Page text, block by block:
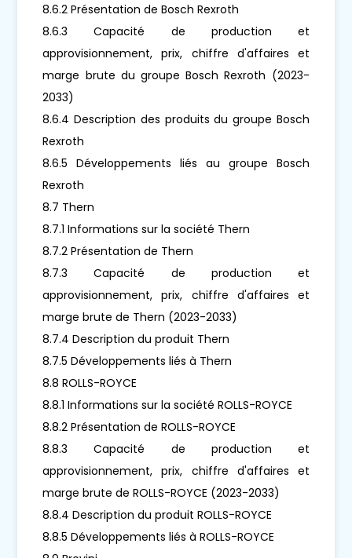
8.6.2 Présentation de Bosch Rexroth
8.6.3 Capacité de production et
approvisionnement, prix, chiffre d'affaires et
marge brute du groupe Bosch Rexroth (2023-
2033)
8.6.4 Description des produits du groupe Bosch
Rexroth
8.6.5 Développements liés au groupe Bosch
Rexroth
8.7 Thern
8.7.1 Informations sur la société Thern
8.7.2 Présentation de Thern
8.7.3 Capacité de production et
approvisionnement, prix, chiffre d'affaires et
marge brute de Thern (2023-2033)
8.7.4 Description du produit Thern
8.7.5 Développements liés à Thern
8.8 ROLLS-ROYCE
8.8.1 Informations sur la société ROLLS-ROYCE
8.8.2 Présentation de ROLLS-ROYCE
8.8.3 Capacité de production et
approvisionnement, prix, chiffre d'affaires et
marge brute de ROLLS-ROYCE (2023-2033)
8.8.4 Description du produit ROLLS-ROYCE
8.8.5 Développements liés à ROLLS-ROYCE